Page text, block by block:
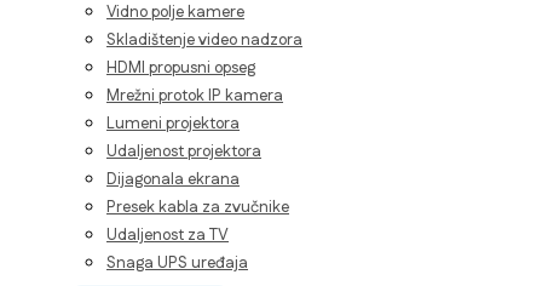
Vidno polje kamere
Skladištenje video nadzora
HDMI propusni opseg
Mrežni protok IP kamera
Lumeni projektora
Udaljenost projektora
Dijagonala ekrana
Presek kabla za zvučnike
Udaljenost za TV
Snaga UPS uređaja